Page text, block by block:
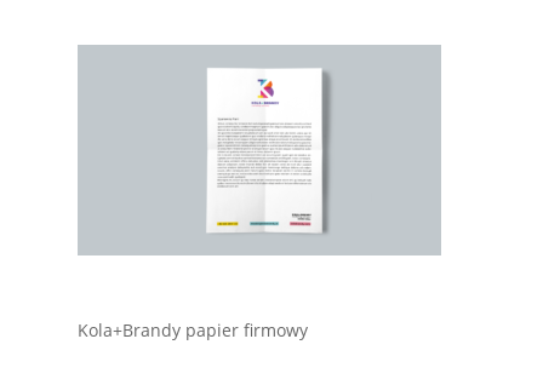
Kola+Brandy papier firmowy